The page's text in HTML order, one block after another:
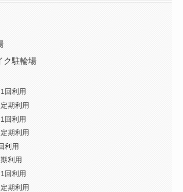
ク駐輪場
回利用
期利用
回利用
期利用
利用
利用
回利用
期利用